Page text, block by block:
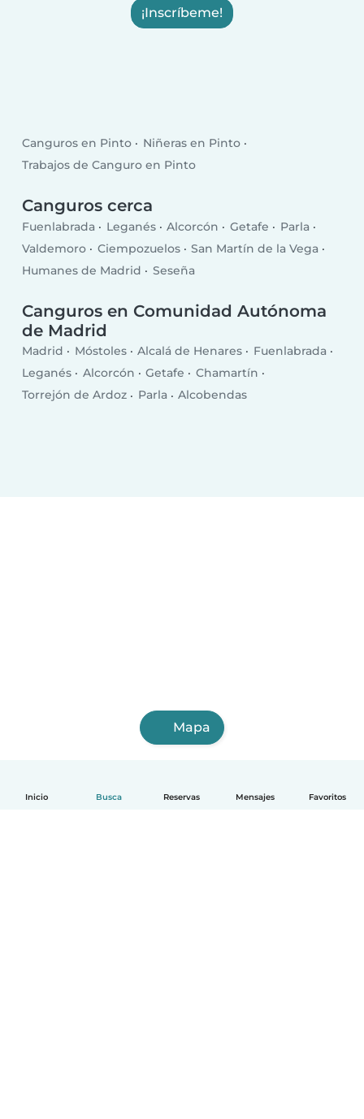
Inicio Busca Reservas Mensajes Favoritos
¡Inscríbeme!
Canguros en Pinto
Niñeras en Pinto
Trabajos de Canguro en Pinto
Canguros cerca
Fuenlabrada Leganés Alcorcón Getafe
Parla
Valdemoro
Ciempozuelos
San Martín de la Vega
Humanes de Madrid
Seseña
Canguros en Comunidad Autónoma
de Madrid
Madrid Móstoles Alcalá de Henares
Fuenlabrada
Leganés
Alcorcón Getafe
Chamartín
Torrejón de Ardoz
Parla Alcobendas
Mapa